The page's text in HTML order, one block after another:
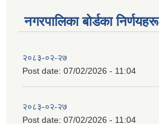
नगरपालिका बाेर्डका निर्णयहरू
२०८३-०२-२७
Post date: 07/02/2026 - 11:04
२०८३-०२-२७
Post date: 07/02/2026 - 11:04